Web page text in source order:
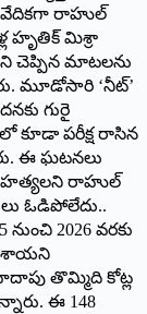
రాహుల్
హృతిక్ మిశ్రా
చెప్పిన మాటలను
మూడోసారి ‘నీట్’
గురై
కూడా పరీక్ష రాసిన
ఈ ఘటనలు
హత్యలని రాహుల్
ఓడిపోలేదు..
2026 వరకు
తొమ్మిది కోట్ల
ఈ 148